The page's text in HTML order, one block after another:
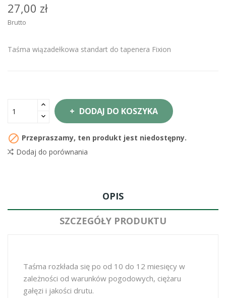
27,00 zł
Brutto
Taśma wiązadełkowa standart do tapenera Fixion
DODAJ DO KOSZYKA
 Przepraszamy, ten produkt jest niedostępny.
Dodaj do porównania
OPIS
SZCZEGÓŁY PRODUKTU
Taśma rozkłada się po od 10 do 12 miesięcy w
zależności od warunków pogodowych, ciężaru
gałęzi i jakości drutu.